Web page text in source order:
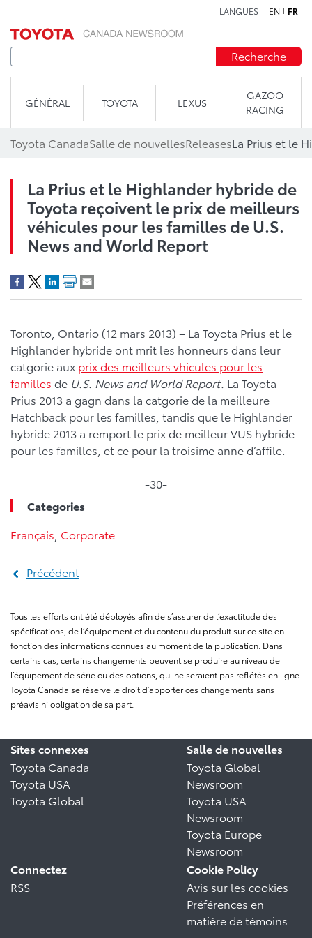
LANGUES EN FR
Recherche
GÉNÉRAL TOYOTA LEXUS
GAZOO
RACING
Toyota CanadaSalle de nouvellesReleases
La Prius et le Highlander hybride de
Toyota reçoivent le prix de meilleurs
véhicules pour les familles de U.S.
News and World Report
Toronto, Ontario (12 mars 2013) – La Toyota Prius et le
Highlander hybride ont mrit les honneurs dans leur
catgorie aux prix des meilleurs vhicules pour les
familles de U.S. News and World Report. La Toyota
Prius 2013 a gagn dans la catgorie de la meilleure
Hatchback pour les familles, tandis que le Highlander
hybride 2013 a remport le prix de meilleur VUS hybride
pour les familles, et ce pour la troisime anne d’affile.
-30-
Categories
Français Corporate
Précédent
Tous les efforts ont été déployés afin de s’assurer de l’exactitude des
spécifications, de l’équipement et du contenu du produit sur ce site en
fonction des informations connues au moment de la publication. Dans
certains cas, certains changements peuvent se produire au niveau de
l’équipement de série ou des options, qui ne seraient pas reflétés en ligne.
Toyota Canada se réserve le droit d’apporter ces changements sans
préavis ni obligation de sa part.
Sites connexes
Toyota Canada
Toyota USA
Toyota Global
Salle de nouvelles
Toyota Global
Newsroom
Toyota USA
Newsroom
Toyota Europe
Newsroom
Connectez
RSS
Cookie Policy
Avis sur les cookies
Préférences en
matière de témoins